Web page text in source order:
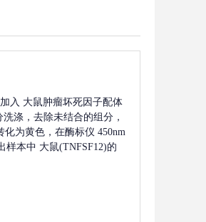
入 大鼠肿瘤坏死因子配体
涤，去除未结合的组分，
为黄色，在酶标仪 450nm
样本中 大鼠(TNFSF12)的